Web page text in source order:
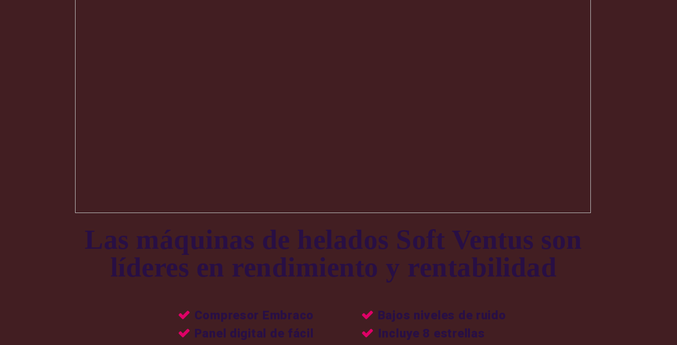
Las máquinas de helados Soft Ventus son
líderes en rendimiento y rentabilidad
Compresor Embraco
Panel digital de fácil
Bajos niveles de ruido
Incluye 8 estrellas